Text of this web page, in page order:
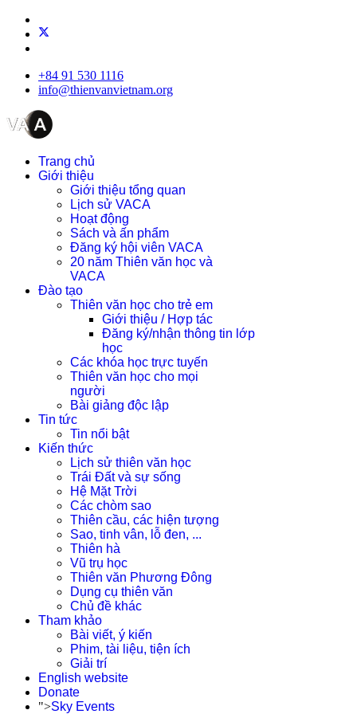
+84 91 530 1116
info@thienvanvietnam.org
Trang chủ
Giới thiệu
Giới thiệu tổng quan
Lịch sử VACA
Hoạt động
Sách và ấn phẩm
Đăng ký hội viên VACA
20 năm Thiên văn học và
VACA
Đào tạo
Thiên văn học cho trẻ em
Giới thiệu / Hợp tác
Đăng ký/nhận thông tin lớp
học
Các khóa học trực tuyến
Thiên văn học cho mọi
người
Bài giảng độc lập
Tin tức
Tin nổi bật
Kiến thức
Lịch sử thiên văn học
Trái Đất và sự sống
Hệ Mặt Trời
Các chòm sao
Thiên cầu, các hiện tượng
Sao, tinh vân, lỗ đen, ...
Thiên hà
Vũ trụ học
Thiên văn Phương Đông
Dụng cụ thiên văn
Chủ đề khác
Tham khảo
Bài viết, ý kiến
Phim, tài liệu, tiện ích
Giải trí
English website
Donate
">Sky Events